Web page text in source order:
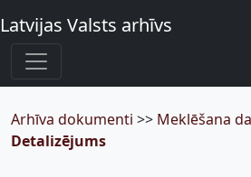
Latvijas Valsts arhīvs
Arhīva dokumenti >> Meklēšana
Detalizējums